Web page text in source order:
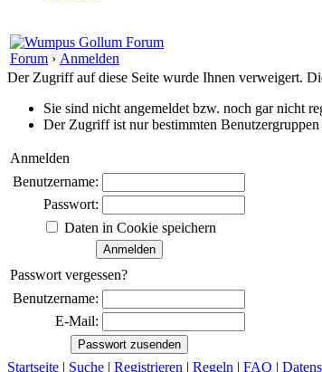
Forum › Anmelden
Der Zugriff auf diese Seite wurde Ihnen verweigert.
Sie sind nicht angemeldet bzw. noch gar nicht
Der Zugriff ist nur bestimmten Benutzergruppen
Anmelden
Benutzername:
Passwort:
Daten in Cookie speichern
Passwort vergessen?
Benutzername:
E-Mail:
Startseite | Suche | Registrieren | Regeln | FAQ |